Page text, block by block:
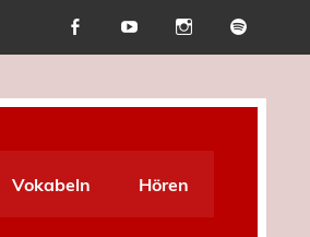
Vokabeln Hören